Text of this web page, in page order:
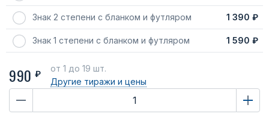
Знак 2 степени с бланком и футляром 1 390 ₽
Знак 1 степени с бланком и футляром 1 590 ₽
990 ₽
от 1 до 19 шт.
Другие тиражии цены